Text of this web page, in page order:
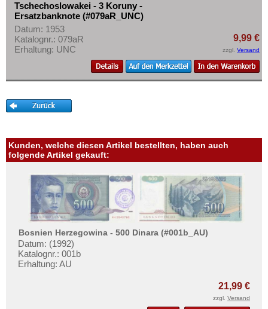
Erhaltungsgrade
Gratisbanknoten
FAQ
Mehr über...
Zahlungsbedingungen
Privatsphäre und Datenschutz
Liefer- und Versandkosten
Impressum
Tschechoslowakei - 3 Koruny -
Ersatzbanknote (#079aR_UNC)
Datum: 1953
Katalognr.: 079aR
Erhaltung: UNC
9,99 €
zzgl. Versand
Kunden, welche diesen Artikel bestellten, haben auch
folgende Artikel gekauft:
Bosnien Herzegowina - 500 Dinara (#001b_AU)
Datum: (1992)
Katalognr.: 001b
Erhaltung: AU
21,99 €
zzgl. Versand